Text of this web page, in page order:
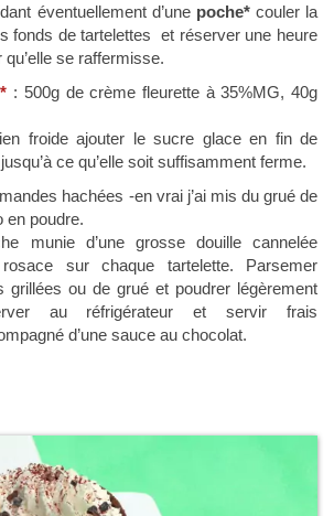
éventuellement d’une poche*couler la
fonds de tartelettes et réserver une heure
se raffermisse.
: 500g de crème fleurette à 35%MG, 40g
froide ajouter le sucre glace en fin de
ce qu’elle soit suffisamment ferme.
hachées -en vrai j’ai mis du grué de
en poudre.
munie d’une grosse douille cannelée
sur chaque tartelette. Parsemer
grillées ou de grué et poudrer légèrement
au réfrigérateur et servir frais
d’une sauce au chocolat.